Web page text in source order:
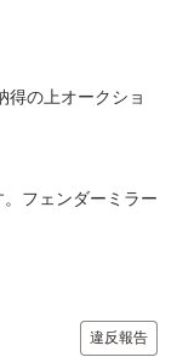
の上オークショ
フェンダーミラー
違反報告